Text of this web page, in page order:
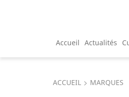
Accueil Actualités
ACCUEIL MARQUES